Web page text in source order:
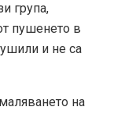
група,
пушенето в
и не са
на